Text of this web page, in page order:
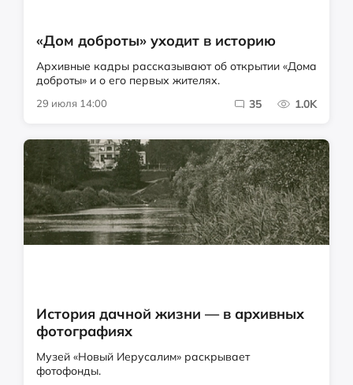
«Дом доброты» уходит в историю
Архивные кадры рассказывают об открытии «Дома
доброты» и о его первых жителях.
29 июля 14:00 35 1.0K
История дачной жизни — в архивных
фотографиях
Музей «Новый Иерусалим» раскрывает
фотофонды.